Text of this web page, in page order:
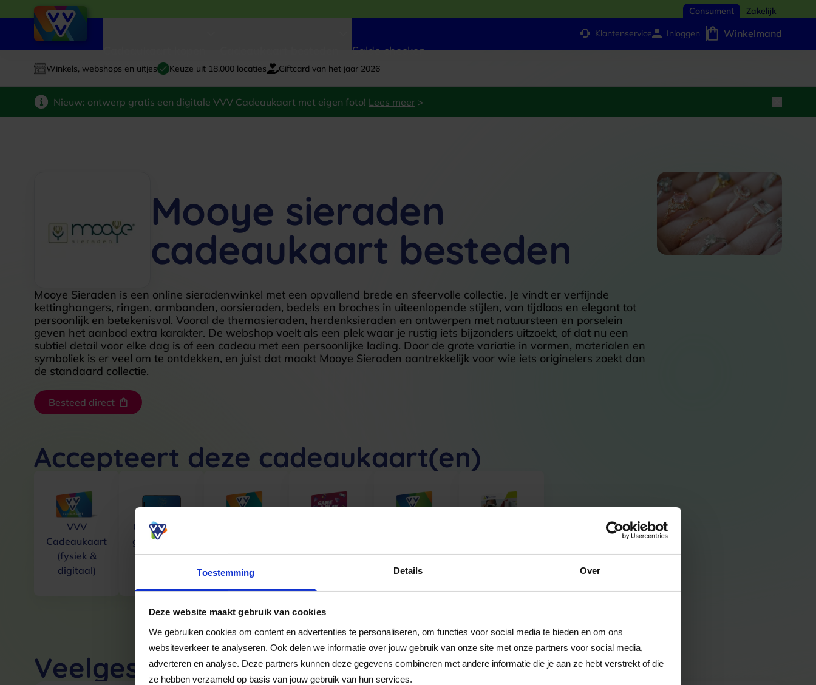
Toestemming Details Over
Deze website maakt gebruik van cookies
We gebruiken cookies om content en advertenties te personaliseren, om functies voor social media te bieden en om ons
websiteverkeer te analyseren. Ook delen we informatie over jouw gebruik van onze site met onze partners voor social media,
adverteren en analyse. Deze partners kunnen deze gegevens combineren met andere informatie die je aan ze hebt verstrekt of die
ze hebben verzameld op basis van jouw gebruik van hun services.
Consument Zakelijk
Saldo checken
Klantenservice Inloggen Winkelmand
Winkels, webshops en uitjes Keuze uit 18.000 locaties Giftcard van het jaar 2026
Nieuw: ontwerp gratis een digitale VVV Cadeaukaart met eigen foto! Lees meer >
Mooye sieraden
cadeaukaart besteden
Mooye Sieraden is een online sieradenwinkel met een opvallend brede en sfeervolle collectie. Je vindt er verfijnde
kettinghangers, ringen, armbanden, oorsieraden, bedels en broches in uiteenlopende stijlen, van tijdloos en elegant tot
persoonlijk en betekenisvol. Vooral de themasieraden, herdenksieraden en ontwerpen met natuursteen en porselein
geven het aanbod extra karakter. De webshop voelt als een plek waar je rustig iets bijzonders uitzoekt, of dat nu een
subtiel detail voor elke dag is of een cadeau met een persoonlijke lading. Door de grote variatie in vormen, materialen en
symboliek is er veel om te ontdekken, en juist dat maakt Mooye Sieraden aantrekkelijk voor wie iets originelers zoekt dan
de standaard collectie.
Besteed direct
Accepteert deze cadeaukaart(en)
VVV
Cadeaukaart
(fysiek &
digitaal)
Cadeaucode
gekocht vóór
23-4-25
Cadeaukaart
Cadeaukaart
Cadeaukaart
Veelgestelde Vragen